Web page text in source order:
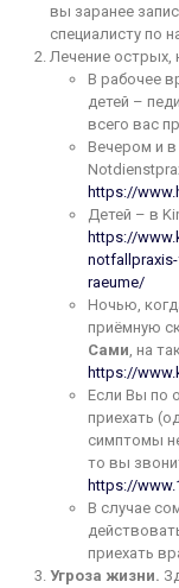
вы заранее
специалисту по
Лечение
В рабочее
детей –
всего вас
Вечером и
https://
Детей – в
https://
raeume/
Ночью,
приёмную
Сами, на
https://
Если Вы по
приехать
симптомы
то вы
https://
В случае
приехать
Угроза жизни.